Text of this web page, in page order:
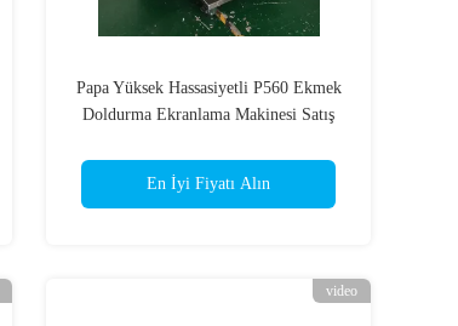
Papa Yüksek Hassasiyetli P560 Ekmek
Doldurma Ekranlama Makinesi Satış
En İyi Fiyatı Alın
video